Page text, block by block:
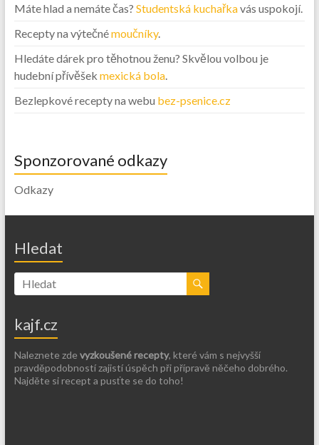
Máte hlad a nemáte čas? Studentská kuchařkavás uspokojí.
Recepty na výtečnémoučníky.
Hledáte dárek pro těhotnou ženu? Skvělou volbou je
hudební přívěšek mexická bola.
Bezlepkové recepty na webu bez-psenice.cz
Sponzorované odkazy
Odkazy
Hledat
kajf.cz
Naleznete zde vyzkoušené recepty, které vám s nejvyšší
pravděpodobností zajistí úspěch při přípravě něčeho dobrého.
Najděte si recept a pusťte se do toho!